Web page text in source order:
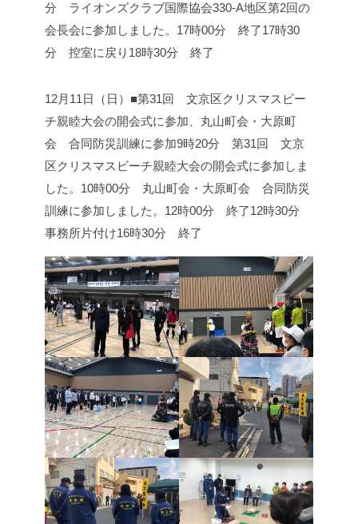
分 ライオンズクラブ国際協会330-A地区第2回の
会長会に参加しました。 17時00分 終了17時30
分 控室に戻り 18時30分 終了
12月11日（日）■第31回 文京区クリスマスビー
チ親睦大会の開会式に参加、丸山町会・大原町
会 合同防災訓練に参加9時20分 第31回 文京
区クリスマスビーチ親睦大会の開会式に参加しま
した。 10時00分 丸山町会・大原町会 合同防災
訓練に参加しました。 12時00分 終了12時30分
事務所片付け16時30分 終了